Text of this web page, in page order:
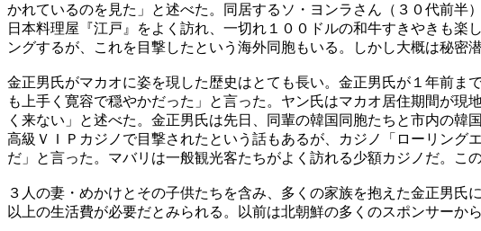
かれているのを見た」と述べた。同居するソ・ヨンラさん（３０代前
日本料理屋『江戸』をよく訪れ、一切れ１００ドルの和牛すきやきも
ングするが、これを目撃したという海外同胞もいる。しかし大概は秘密
金正男氏がマカオに姿を現した歴史はとても長い。金正男氏が１年前
も上手く寛容で穏やかだった」と言った。ヤン氏はマカオ居住期間が
く来ない」と述べた。金正男氏は先日、同輩の韓国同胞たちと市内の
高級ＶＩＰカジノで目撃されたという話もあるが、カジノ「ローリン
だ」と言った。マバリは一般観光客たちがよく訪れる少額カジノだ。こ
３人の妻・めかけとその子供たちを含み、多くの家族を抱えた金正男
以上の生活費が必要だとみられる。以前は北朝鮮の多くのスポンサーか